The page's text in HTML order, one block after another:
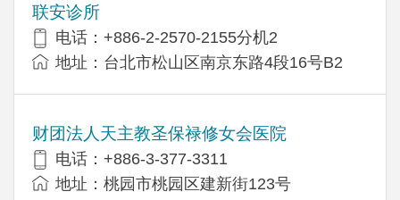
联安诊所
电话：+886-2-2570-2155分机2
地址：台北市松山区南京东路4段16号B​​2
财团法人天主教圣保禄修女会医院
电话：+886-3-377-3311
地址：桃园市桃园区建新街123号